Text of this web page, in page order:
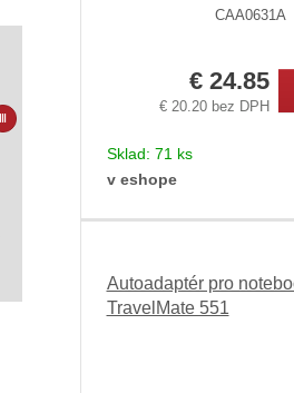
CAA0631A
€ 24.85
€ 20.20 bez DPH
Sklad: 71 ks
v eshope
Autoadaptér pro
TravelMate 551